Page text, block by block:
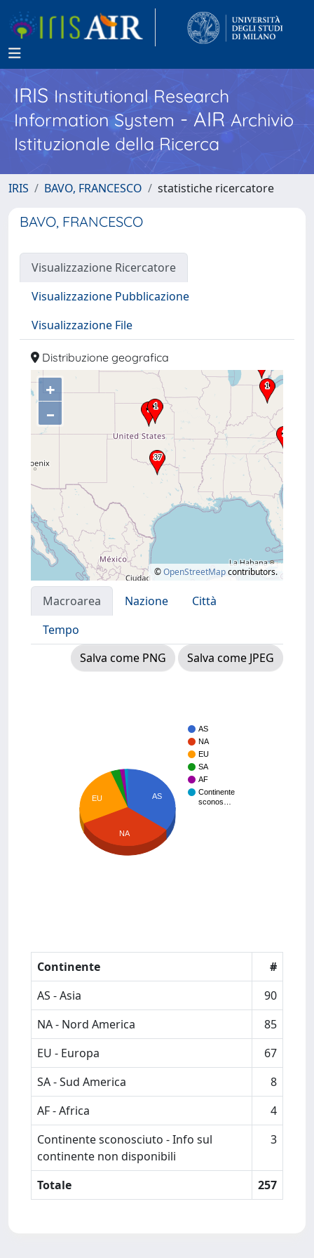
IRISInstitutional Research
Information System - AIR Archivio
Istituzionale della Ricerca
IRIS BAVO, FRANCESCO statistiche ricercatore
BAVO, FRANCESCO
Visualizzazione Ricercatore
Visualizzazione Pubblicazione
Visualizzazione File
Distribuzione geografica
+
–
©OpenStreetMapcontributors.
Macroarea Nazione
Città
Tempo
Salva come PNG
Salva come JPEG
AS
NA
EU
SA
AF
Continente
sconos…
AS
EU
NA
Continente
#
AS - Asia
90
NA - Nord America
85
EU - Europa
67
SA - Sud America
8
AF - Africa
4
Continente sconosciuto - Info sul
continente non disponibili
3
Totale 257